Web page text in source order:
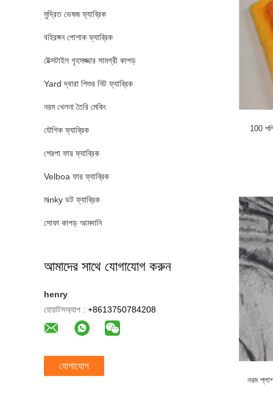
মুদ্রিত ভেষজ ফ্যাব্রিক
বহিরঙ্গন পোশাক ফ্যাব্রিক
টেক্সটাইল গৃহসজ্জার সামগ্রী কাপড়
Yard দ্বারা শিশুর নিট ফ্যাব্রিক
নরম খেলনা তৈরি মেকিং
যৌগিক ফ্যাব্রিক
শেরপা ফার ফ্যাব্রিক
Velboa ফার ফ্যাব্রিক
মinky ডট ফ্যাব্রিক
সোফা কাপড় আমদানি
আমাদের সাথে যোগাযোগ করুন
henry
হোয়াটসঅ্যাপ : +8613750784208
যোগাযোগ
100
নরম